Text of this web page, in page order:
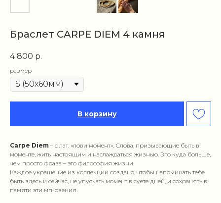
Браслет CARPE DIEM 4 камня
4 800 р.
размер
В корзину
Carpe Diem – с лат. «лови момент». Слова, призывающие быть в
моменте, жить настоящим и наслаждаться жизнью. Это куда больше,
чем просто фраза – это философия жизни.
Каждое украшение из коллекции создано, чтобы напоминать тебе
быть здесь и сейчас, не упускать момент в суете дней, и сохранять в
памяти эти мгновения.